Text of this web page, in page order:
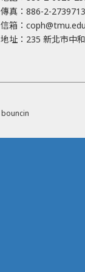
傳真：886-2-
信箱：
地址： 235 新北市中
bouncin